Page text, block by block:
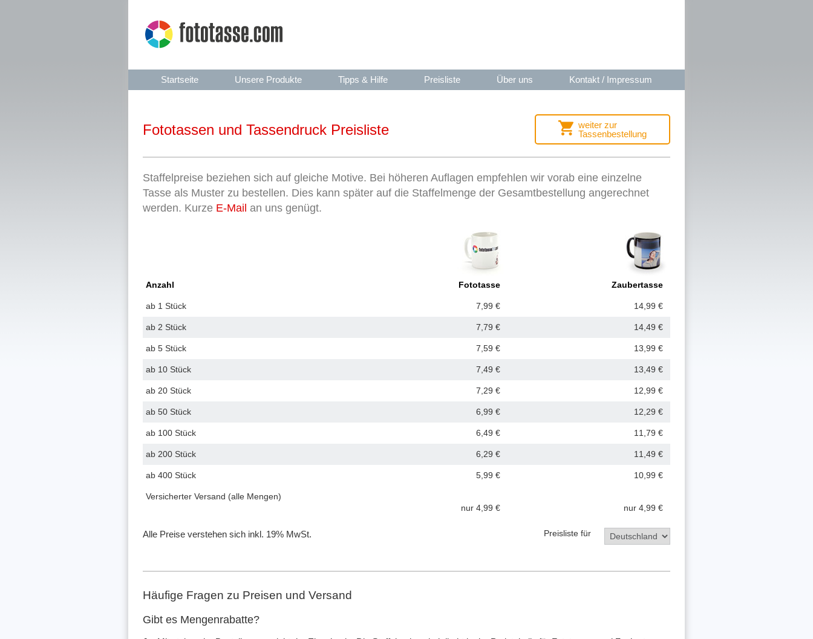
Startseite Unsere Produkte Tipps & Hilfe Preisliste Über uns Kontakt / Impressum
Fototassen und Tassendruck Preisliste
weiter zur
Tassenbestellung
Staffelpreise beziehen sich auf gleiche Motive. Bei höheren Auflagen empfehlen wir vorab eine einzelne
Tasse als Muster zu bestellen. Dies kann später auf die Staffelmenge der Gesamtbestellung angerechnet
werden. Kurze E-Mail an uns genügt.
Anzahl Fototasse Zaubertasse
ab 1 Stück 7,99 € 14,99 €
ab 2 Stück 7,79 € 14,49 €
ab 5 Stück 7,59 € 13,99 €
ab 10 Stück 7,49 € 13,49 €
ab 20 Stück 7,29 € 12,99 €
ab 50 Stück 6,99 € 12,29 €
ab 100 Stück 6,49 € 11,79 €
ab 200 Stück 6,29 € 11,49 €
ab 400 Stück 5,99 € 10,99 €
Versich­erter Versand (alle Mengen)
nur 4,99 €
nur 4,99 €
Preisliste für
Alle Preise verstehen sich inkl. 19% MwSt.
Häufige Fragen zu Preisen und Versand
Gibt es Mengenrabatte?